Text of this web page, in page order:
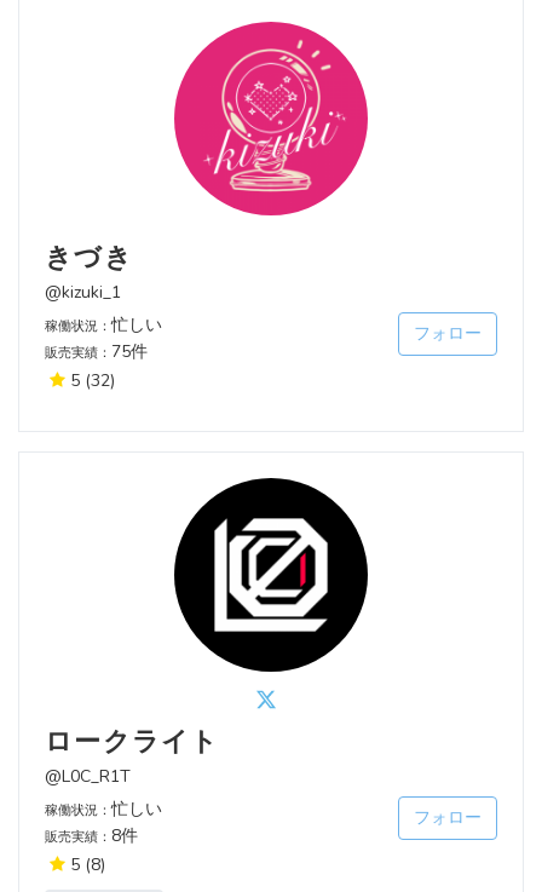
きづき
@kizuki_1
稼働状況：忙しい
販売実績： 75件
5 (32)
フォロー
ロークライト
@L0C_R1T
稼働状況：忙しい
販売実績： 8件
5 (8)
フォロー